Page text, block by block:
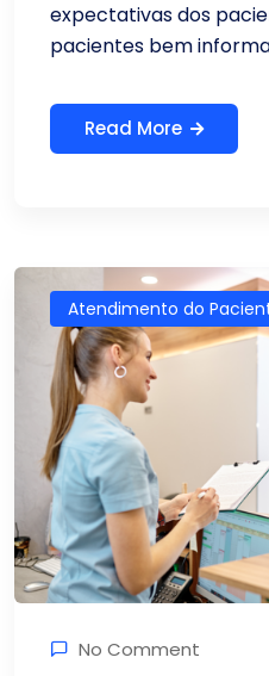
expectativas dos
pacientes bem
Read More
Atendimento do
No Comment